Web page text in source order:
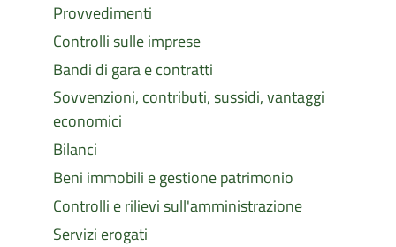
Provvedimenti
Controlli sulle imprese
Bandi di gara e contratti
Sovvenzioni, contributi, sussidi, vantaggi
economici
Bilanci
Beni immobili e gestione patrimonio
Controlli e rilievi sull'amministrazione
Servizi erogati